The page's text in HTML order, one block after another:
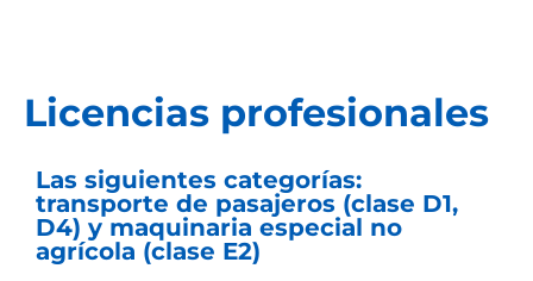
Licencias profesionales
Las siguientes categorías:
transporte de pasajeros (clase D1,
D4) y maquinaria especial no
agrícola (clase E2)